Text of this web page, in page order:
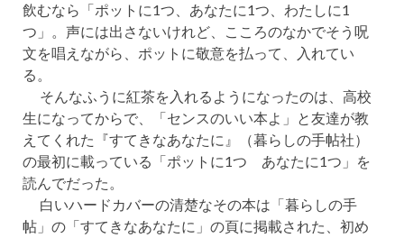
飲むなら「ポットに1つ、あなたに1つ、わたしに1
つ」。声には出さないけれど、こころのなかでそう呪
文を唱えながら、ポットに敬意を払って、入れてい
る。
そんなふうに紅茶を入れるようになったのは、高校
生になってからで、「センスのいい本よ」と友達が教
えてくれた『すてきなあなたに』（暮らしの手帖社）
の最初に載っている「ポットに1つ あなたに1つ」を
読んでだった。
白いハードカバーの清楚なその本は「暮らしの手
帖」の「すてきなあなたに」の頁に掲載された、初め